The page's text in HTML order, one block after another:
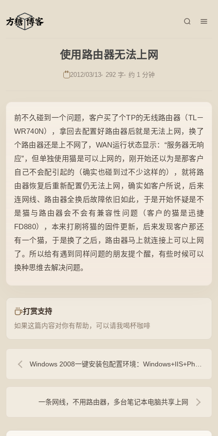
使用路由器无法上网
2012/03/13 292 字 约 1 分钟
前不久碰到一个问题，客户买了个TP的无线路由器（TL－
WR740N），拿回去配置好路由器后就是无法上网，换了
个路由器还是上不网了，WAN运行状态显示：“服务器无响
应”，但单独使用猫是可以上网的，刚开始还以为是那客户
自己不会配引起的（确实也碰到过不少这样的），就将路
由器恢复后重新配置仍无法上网，确实如客户所说，后来
连网线、路由器全换后故障依旧如此，于是开始怀疑是不
是猫与路由器会不会有兼容性问题（客户的猫是迅捷
FD880），本来打刷将猫的固件更新，后来发现客户那还
有一个猫，于是换了之后，路由器马上就连接上可以上网
了。所以给有遇到同样问题的朋友提个醒，有些时候可以
换种思维去解决问题。
打赏支持
如果这篇内容对你有帮助，可以请我喝杯咖啡
一条网线，不用路由器，多台笔记本电脑共享上网